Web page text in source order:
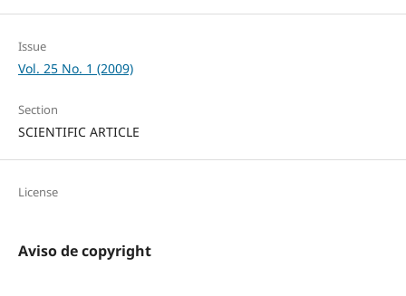
Issue
Vol. 25 No. 1 (2009)
Section
SCIENTIFIC ARTICLE
License
Aviso de copyright